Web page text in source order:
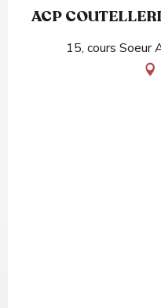
ACP
15, cours Soeur